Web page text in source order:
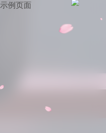
示例页面